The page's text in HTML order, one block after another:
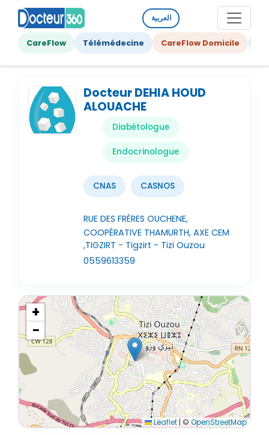
العربية
CareFlow Télémédecine CareFlow Domicile
Docteur DEHIA HOUD
ALOUACHE
Diabétologue
Endocrinologue
CNAS CASNOS
RUE DES FRÈRES OUCHENE,
COOPÉRATIVE THAMURTH, AXE CEM
,TIGZIRT - Tigzirt - Tizi Ouzou
0559613359
+
−
Leaflet | ©OpenStreetMap